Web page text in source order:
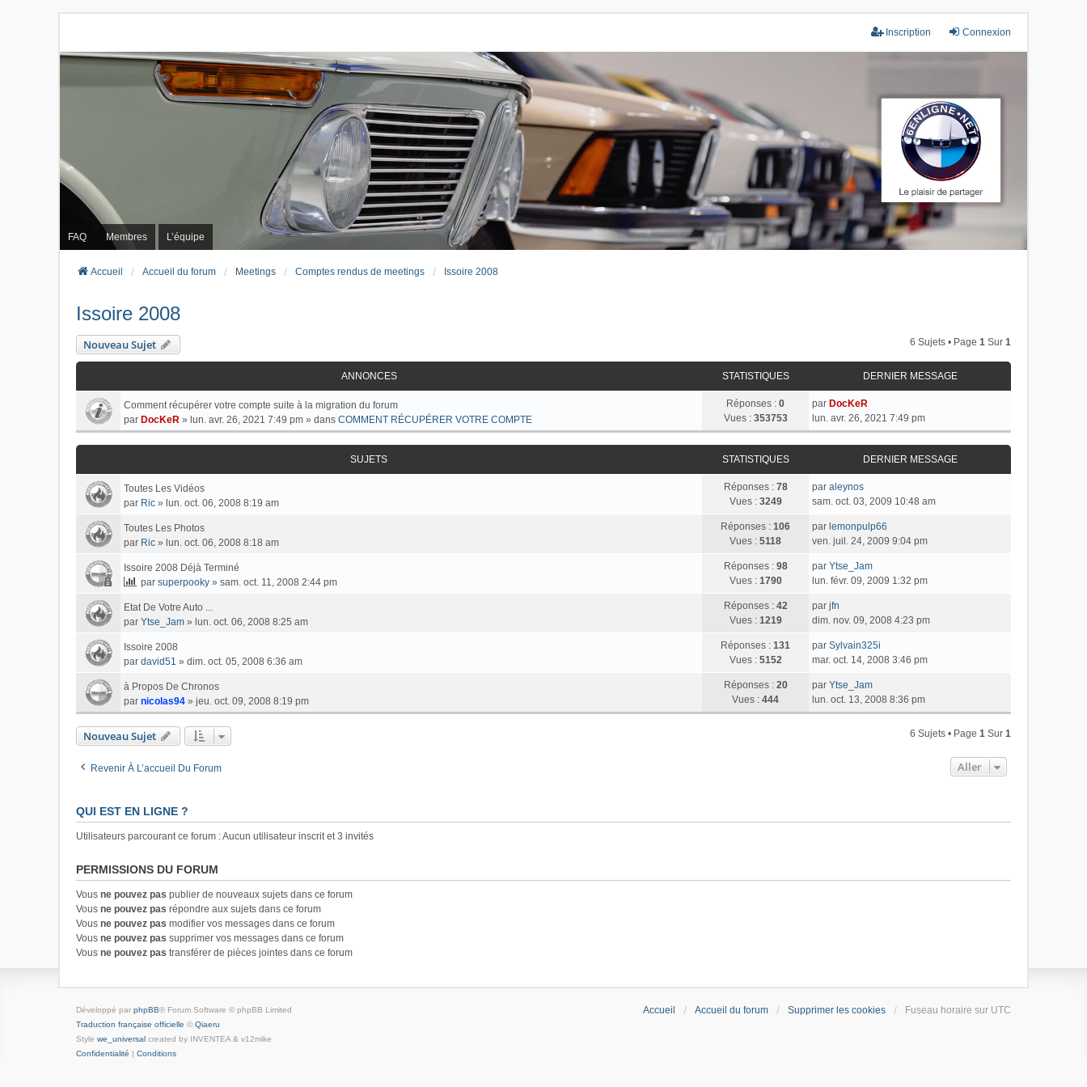
Connexion
Inscription
FAQ Membres L’équipe
Accueil Accueil du forum Meetings Comptes rendus de meetings Issoire 2008
Issoire 2008
Nouveau Sujet 6 Sujets • Page 1 Sur 1
ANNONCES STATISTIQUES DERNIER MESSAGE
Comment récupérer votre compte suite à la migration du forum
par DocKeR » lun. avr. 26, 2021 7:49 pm » dans COMMENT RÉCUPÉRER VOTRE COMPTE
Réponses : 0
Vues : 353753
par DocKeR
lun. avr. 26, 2021 7:49 pm
SUJETS STATISTIQUES DERNIER MESSAGE
Toutes Les Vidéos
par Ric » lun. oct. 06, 2008 8:19 am
Réponses : 78
Vues : 3249
par aleynos
sam. oct. 03, 2009 10:48 am
Toutes Les Photos
par Ric » lun. oct. 06, 2008 8:18 am
Réponses : 106
Vues : 5118
par lemonpulp66
ven. juil. 24, 2009 9:04 pm
Issoire 2008 Déjà Terminé
par superpooky » sam. oct. 11, 2008 2:44 pm
Réponses : 98
Vues : 1790
par Ytse_Jam
lun. févr. 09, 2009 1:32 pm
Etat De Votre Auto ...
par Ytse_Jam » lun. oct. 06, 2008 8:25 am
Réponses : 42
Vues : 1219
par jfn
dim. nov. 09, 2008 4:23 pm
Issoire 2008
par david51 » dim. oct. 05, 2008 6:36 am
Réponses : 131
Vues : 5152
par Sylvain325i
mar. oct. 14, 2008 3:46 pm
à Propos De Chronos
par nicolas94 » jeu. oct. 09, 2008 8:19 pm
Réponses : 20
Vues : 444
par Ytse_Jam
lun. oct. 13, 2008 8:36 pm
Nouveau Sujet 6 Sujets • Page 1 Sur 1
Revenir À L’accueil Du Forum Aller
QUI EST EN LIGNE ?
Utilisateurs parcourant ce forum : Aucun utilisateur inscrit et 3 invités
PERMISSIONS DU FORUM
Vous ne pouvez pas publier de nouveaux sujets dans ce forum
Vous ne pouvez pas répondre aux sujets dans ce forum
Vous ne pouvez pas modifier vos messages dans ce forum
Vous ne pouvez pas supprimer vos messages dans ce forum
Vous ne pouvez pas transférer de pièces jointes dans ce forum
Accueil Accueil du forum Supprimer les cookies Fuseau horaire sur UTC
Développé par phpBB® Forum Software © phpBB Limited
Traduction française officielle © Qiaeru
Style we_universal created by INVENTEA & v12mike
Confidentialité | Conditions